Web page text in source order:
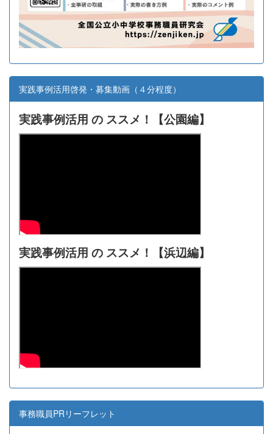
実践事例活用啓発・募集動画（４分程度）
実践事例活用 の ススメ！【公園編】
実践事例活用 の ススメ！【浜辺編】
事務職員PRリーフレット